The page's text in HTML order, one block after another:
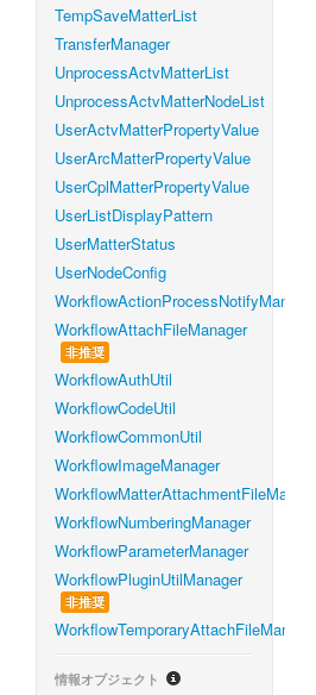
TempSaveMatterList
TransferManager
UnprocessActvMatterList
UnprocessActvMatterNodeList
UserActvMatterPropertyValue
UserArcMatterPropertyValue
UserCplMatterPropertyValue
UserListDisplayPattern
UserMatterStatus
UserNodeConfig
WorkflowActionProcessNotifyManager
WorkflowAttachFileManager
非推奨
WorkflowAuthUtil
WorkflowCodeUtil
WorkflowCommonUtil
WorkflowImageManager
WorkflowMatterAttachmentFileManager
WorkflowNumberingManager
WorkflowParameterManager
WorkflowPluginUtilManager
非推奨
WorkflowTemporaryAttachFileManager
情報オブジェクト